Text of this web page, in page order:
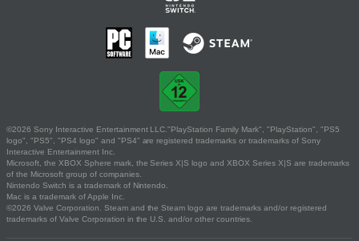
©2026 Sony Interactive Entertainment LLC."PlayStation Family Mark", "PlayStation", "PS5
logo", "PS5", "PS4 logo" and "PS4" are registered trademarks or trademarks of Sony
Interactive Entertainment Inc.
Microsoft, the XBOX Sphere mark, the Series X|S logo and XBOX Series X|S are trademarks
of the Microsoft group of companies.
Nintendo Switch is a trademark of Nintendo.
Mac is a trademark of Apple Inc.
©2026 Valve Corporation. Steam and the Steam logo are trademarks and/or registered
trademarks of Valve Corporation in the U.S. and/or other countries.